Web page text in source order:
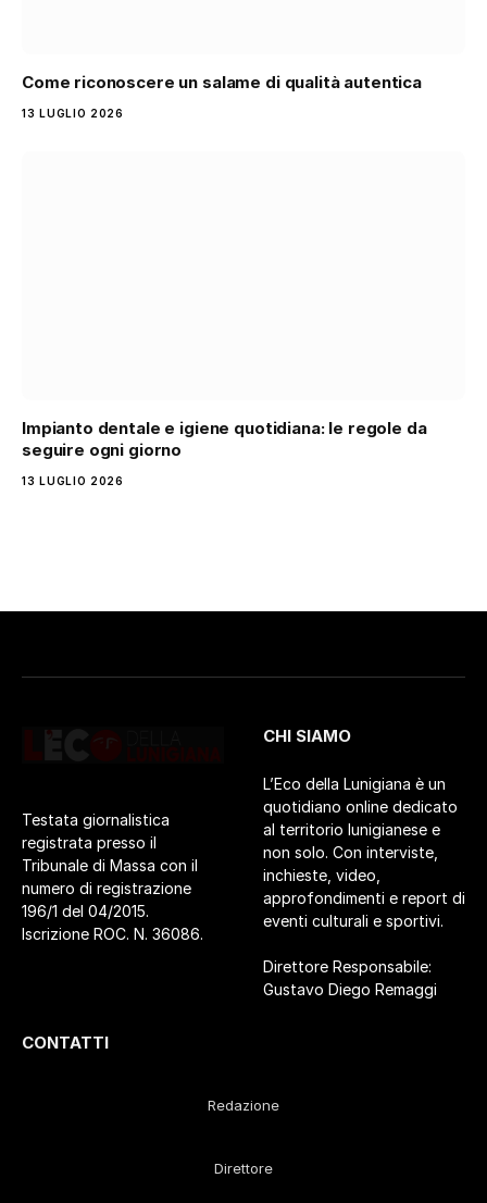
Come riconoscere un salame di qualità autentica
13 LUGLIO 2026
Impianto dentale e igiene quotidiana: le regole da
seguire ogni giorno
13 LUGLIO 2026
Testata giornalistica
registrata presso il
Tribunale di Massa con il
numero di registrazione
196/1 del 04/2015.
Iscrizione ROC. N. 36086.
CHI SIAMO
L’Eco della Lunigiana è un
quotidiano online dedicato
al territorio lunigianese e
non solo. Con interviste,
inchieste, video,
approfondimenti e report di
eventi culturali e sportivi.
Direttore Responsabile:
Gustavo Diego Remaggi
CONTATTI
Redazione
Direttore